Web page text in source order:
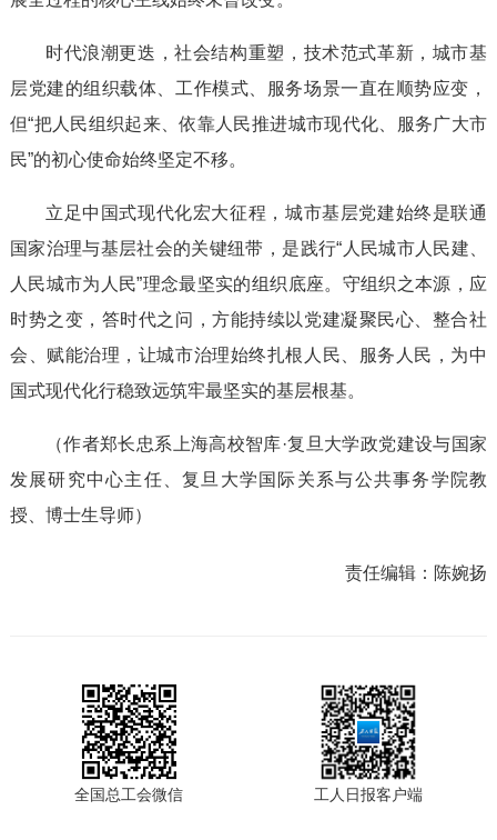
时代浪潮更迭，社会结构重塑，技术范式革新，城市基
层党建的组织载体、工作模式、服务场景一直在顺势应变，
但“把人民组织起来、依靠人民推进城市现代化、服务广大市
民”的初心使命始终坚定不移。
立足中国式现代化宏大征程，城市基层党建始终是联通
国家治理与基层社会的关键纽带，是践行“人民城市人民建、
人民城市为人民”理念最坚实的组织底座。守组织之本源，应
时势之变，答时代之问，方能持续以党建凝聚民心、整合社
会、赋能治理，让城市治理始终扎根人民、服务人民，为中
国式现代化行稳致远筑牢最坚实的基层根基。
（作者郑长忠系上海高校智库·复旦大学政党建设与国家
发展研究中心主任、复旦大学国际关系与公共事务学院教
授、博士生导师）
责任编辑： 陈婉扬
全国总工会微信 工人日报客户端